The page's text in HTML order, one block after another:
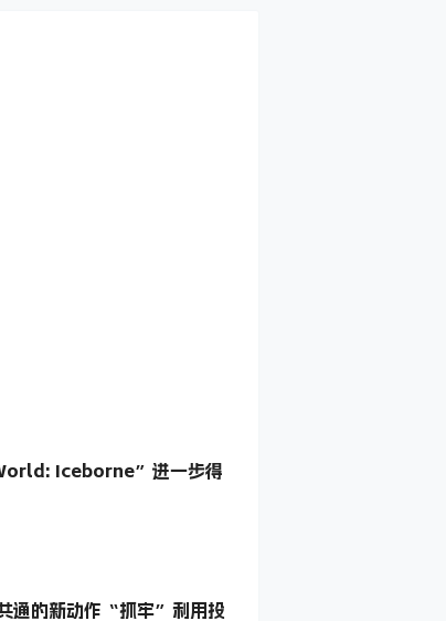
Iceborne”进一步得
通的新动作“抓牢”利用投